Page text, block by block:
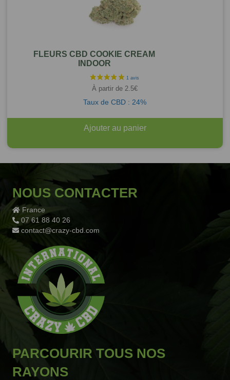
FLEURS CBD COOKIE CREAM
INDOOR
À partir de2.5€
Taux de CBD : 24%
Ajouter au panier
NOUS CONTACTER
France
07 61 88 40 26
contact@crazy-cbd.com
PARCOURIR TOUS NOS
RAYONS